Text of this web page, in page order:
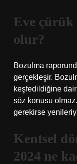
Eve
olur?
Bozulma
gerçekleşir.
keşfedildiğine
söz konusu
gerekirse
Kentsel
2024 ne